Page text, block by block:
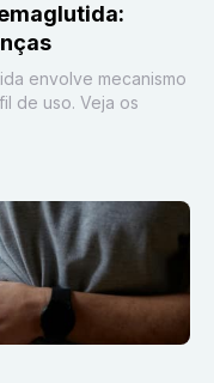
envolve mecanismo
de uso. Veja os